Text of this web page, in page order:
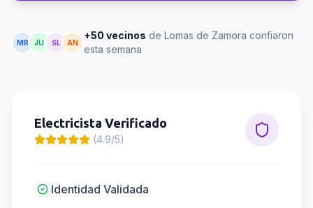
MR JU SL AN
+50 vecinos de Lomas de Zamora confiaron
esta semana
Electricista Verificado
(4.9/5)
Identidad Validada